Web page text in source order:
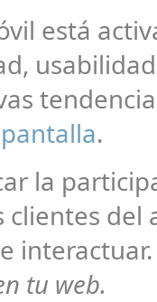
está
.
la
del
tu web.